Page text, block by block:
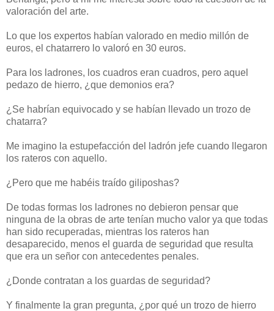
valoración del arte.
Lo que los expertos habían valorado en medio millón de
euros, el chatarrero lo valoró en 30 euros.
Para los ladrones, los cuadros eran cuadros, pero aquel
pedazo de hierro, ¿que demonios era?
¿Se habrían equivocado y se habían llevado un trozo de
chatarra?
Me imagino la estupefacción del ladrón jefe cuando llegaron
los rateros con aquello.
¿Pero que me habéis traído giliposhas?
De todas formas los ladrones no debieron pensar que
ninguna de la obras de arte tenían mucho valor ya que todas
han sido recuperadas, mientras los rateros han
desaparecido, menos el guarda de seguridad que resulta
que era un señor con antecedentes penales.
¿Donde contratan a los guardas de seguridad?
Y finalmente la gran pregunta, ¿por qué un trozo de hierro